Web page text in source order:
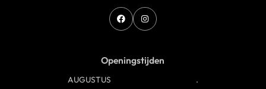
Openingstijden
AUGUSTUS .